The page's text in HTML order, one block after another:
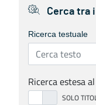
Cerca tra
Ricerca testuale
Ricerca estesa